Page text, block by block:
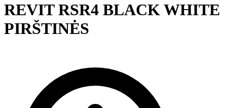
REVIT RSR4 BLACK WHITE
PIRŠTINĖS